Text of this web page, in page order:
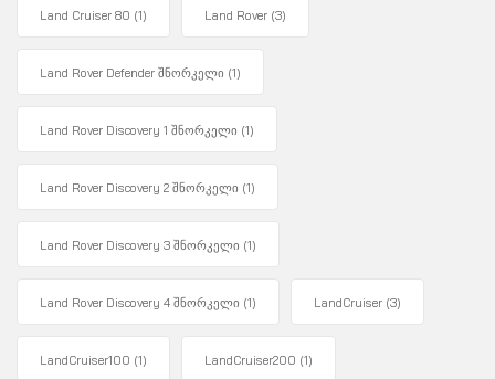
Land Cruiser 80 (1) Land Rover (3)
Land Rover Defender შნორკელი (1)
Land Rover Discovery 1 შნორკელი (1)
Land Rover Discovery 2 შნორკელი (1)
Land Rover Discovery 3 შნორკელი (1)
Land Rover Discovery 4 შნორკელი (1) LandCruiser (3)
LandCruiser100 (1) LandCruiser200 (1)